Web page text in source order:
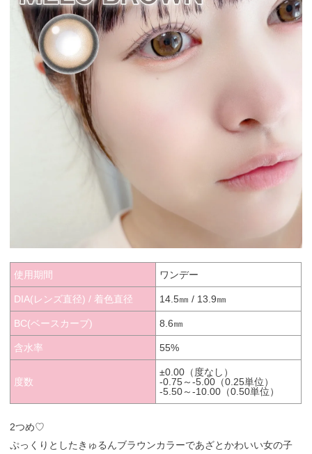
使用期間 ワンデー
DIA(レンズ直径) / 着色直径 14.5㎜ / 13.9㎜
BC(ベースカーブ) 8.6㎜
含水率 55%
度数
±0.00（度なし）
-0.75～-5.00（0.25単位）
-5.50～-10.00（0.50単位）
2つめ♡
ぷっくりとしたきゅるんブラウンカラーであざとかわいい女の子